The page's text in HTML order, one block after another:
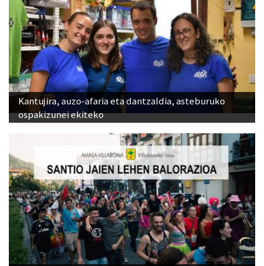
Kantujira, auzo-afaria eta dantzaldia, asteburuko
ospakizunei ekiteko